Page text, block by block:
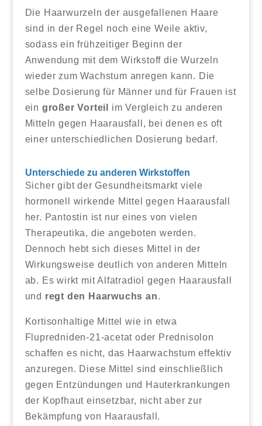
Die Haarwurzeln der ausgefallenen Haare
sind in der Regel noch eine Weile aktiv,
sodass ein frühzeitiger Beginn der
Anwendung mit dem Wirkstoff die Wurzeln
wieder zum Wachstum anregen kann. Die
selbe Dosierung für Männer und für Frauen ist
ein großer Vorteil
im Vergleich zu anderen
Mitteln gegen Haarausfall, bei denen es oft
einer unterschiedlichen Dosierung bedarf.
Unterschiede zu anderen Wirkstoffen
Sicher gibt der Gesundheitsmarkt viele
hormonell wirkende Mittel gegen Haarausfall
her. Pantostin ist nur eines von vielen
Therapeutika, die angeboten werden.
Dennoch hebt sich dieses Mittel in der
Wirkungsweise deutlich von anderen Mitteln
ab. Es wirkt mit Alfatradiol gegen Haarausfall
und regt den Haarwuchs an.
Kortisonhaltige Mittel wie in etwa
Flupredniden-21-acetat oder Prednisolon
schaffen es nicht, das Haarwachstum effektiv
anzuregen. Diese Mittel sind einschließlich
gegen Entzündungen und Hauterkrankungen
der Kopfhaut einsetzbar, nicht aber zur
Bekämpfung von Haarausfall.